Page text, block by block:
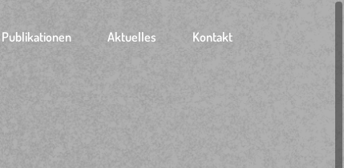
Publikationen Aktuelles Kontakt